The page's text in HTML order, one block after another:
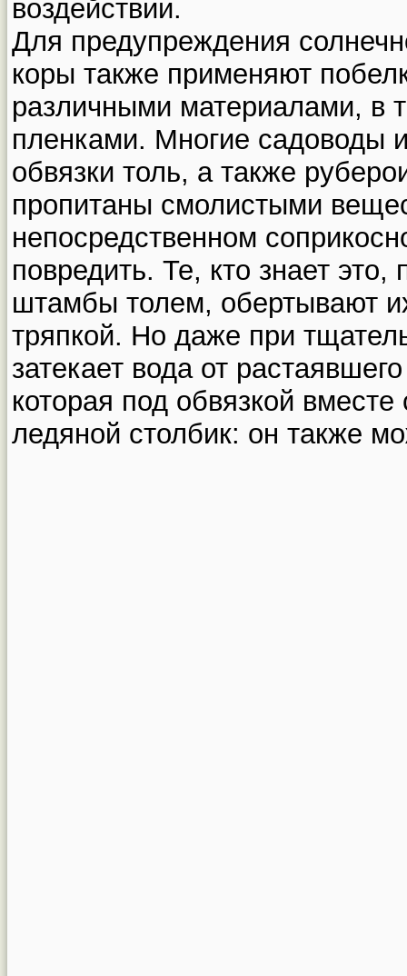
воздействии.
Для предупреждения
коры также применяют
различными материалами, в
пленками. Многие садоводы
обвязки толь, а также
пропитаны смолистыми
непосредственном
повредить. Те, кто знает это,
штамбы толем, обертывают
тряпкой. Но даже при
затекает вода от
которая под обвязкой
ледяной столбик: он также